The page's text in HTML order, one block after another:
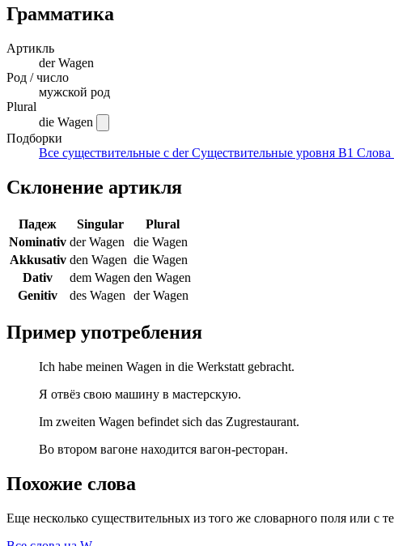
Грамматика
Артикль
derWagen
Род / число
мужской род
Plural
die Wagen
Подборки
Все существительные с derСуществительные уровня B1 Слова
Склонение артикля
Падеж Singular
Plural
Nominativ der Wagen
die Wagen
Akkusativ den Wagen die Wagen
Dativ
dem Wagen den Wagen
Genitiv
des Wagen der Wagen
Пример употребления
Ich habe meinen Wagen in die Werkstatt gebracht.
Я отвёз свою машину в мастерскую.
Im zweiten Wagen befindet sich das Zugrestaurant.
Во втором вагоне находится вагон-ресторан.
Похожие слова
Еще несколько существительных из того же словарного поля или с